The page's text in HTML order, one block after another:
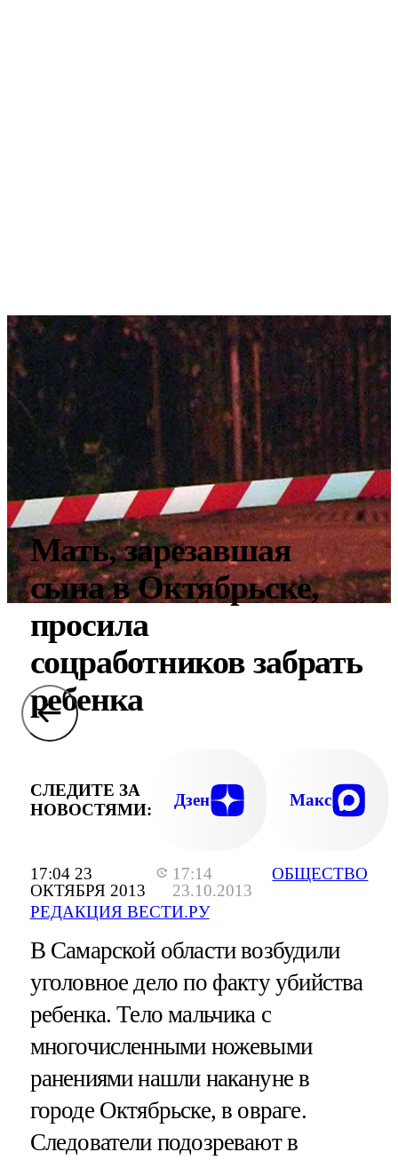
17:04 23
ОКТЯБРЯ 2013
17:14
23.10.2013
РЕДАКЦИЯ ВЕСТИ.РУ
ОБЩЕСТВО
Мать, зарезавшая
сына в Октябрьске,
просила
соцработников забрать
ребенка
СЛЕДИТЕ ЗА
НОВОСТЯМИ:
Дзен Макс
В Самарской области возбудили
уголовное дело по факту убийства
ребенка. Тело мальчика с
многочисленными ножевыми
ранениями нашли накануне в
городе Октябрьске, в овраге.
Следователи подозревают в